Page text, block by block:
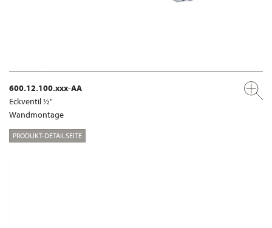
600.12.100.xxx-AA
Eckventil ½"
Wandmontage
PRODUKT-DETAILSEITE